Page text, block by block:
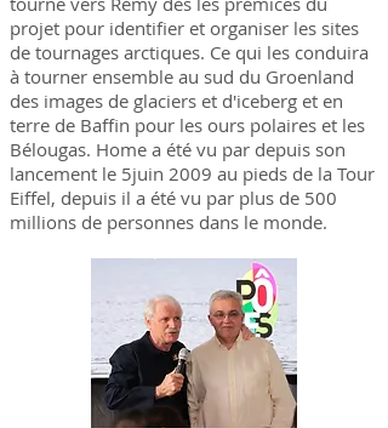
projet pour identifier et organiser les sites
de tournages arctiques. Ce qui les conduira
à tourner ensemble au sud du Groenland
des images de glaciers et d'iceberg et en
terre de Baffin pour les ours polaires et les
Bélougas. Home a été vu par depuis son
lancement le 5juin 2009 au pieds de la Tour
Eiffel, depuis il a été vu par plus de 500
millions de personnes dans le monde.